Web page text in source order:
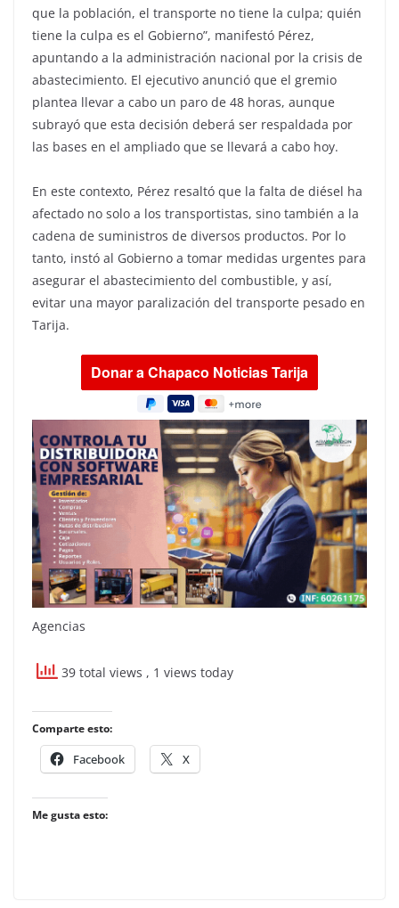
que la población, el transporte no tiene la culpa; quién
tiene la culpa es el Gobierno”, manifestó Pérez,
apuntando a la administración nacional por la crisis de
abastecimiento. El ejecutivo anunció que el gremio
plantea llevar a cabo un paro de 48 horas, aunque
subrayó que esta decisión deberá ser respaldada por
las bases en el ampliado que se llevará a cabo hoy.
En este contexto, Pérez resaltó que la falta de diésel ha
afectado no solo a los transportistas, sino también a la
cadena de suministros de diversos productos. Por lo
tanto, instó al Gobierno a tomar medidas urgentes para
asegurar el abastecimiento del combustible, y así,
evitar una mayor paralización del transporte pesado en
Tarija.
Agencias
39 total views , 1 views today
Comparte esto:
Facebook X
Me gusta esto: